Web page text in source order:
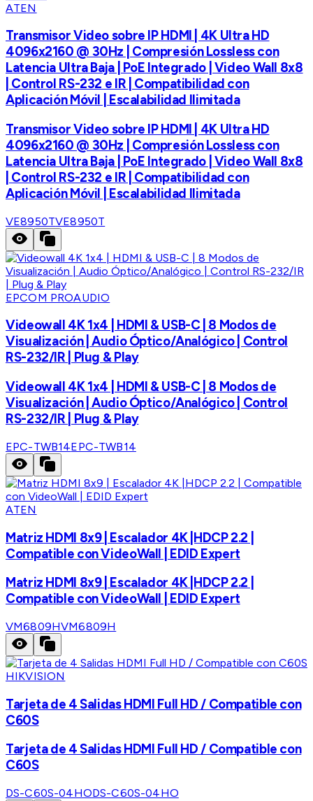
ATEN
Transmisor Video sobre IP HDMI | 4K Ultra HD
4096x2160 @ 30Hz | Compresión Lossless con
Latencia Ultra Baja | PoE Integrado | Video Wall 8x8
| Control RS-232 e IR | Compatibilidad con
Aplicación Móvil | Escalabilidad Ilimitada
Transmisor Video sobre IP HDMI | 4K Ultra HD
4096x2160 @ 30Hz | Compresión Lossless con
Latencia Ultra Baja | PoE Integrado | Video Wall 8x8
| Control RS-232 e IR | Compatibilidad con
Aplicación Móvil | Escalabilidad Ilimitada
VE8950TVE8950T
EPCOM PROAUDIO
Videowall 4K 1x4 | HDMI & USB-C | 8 Modos de
Visualización | Audio Óptico/Analógico | Control
RS-232/IR | Plug & Play
Videowall 4K 1x4 | HDMI & USB-C | 8 Modos de
Visualización | Audio Óptico/Analógico | Control
RS-232/IR | Plug & Play
EPC-TWB14EPC-TWB14
ATEN
Matriz HDMI 8x9 | Escalador 4K |HDCP 2.2 |
Compatible con VideoWall | EDID Expert
Matriz HDMI 8x9 | Escalador 4K |HDCP 2.2 |
Compatible con VideoWall | EDID Expert
VM6809HVM6809H
HIKVISION
Tarjeta de 4 Salidas HDMI Full HD / Compatible con
C60S
Tarjeta de 4 Salidas HDMI Full HD / Compatible con
C60S
DS-C60S-04HODS-C60S-04HO